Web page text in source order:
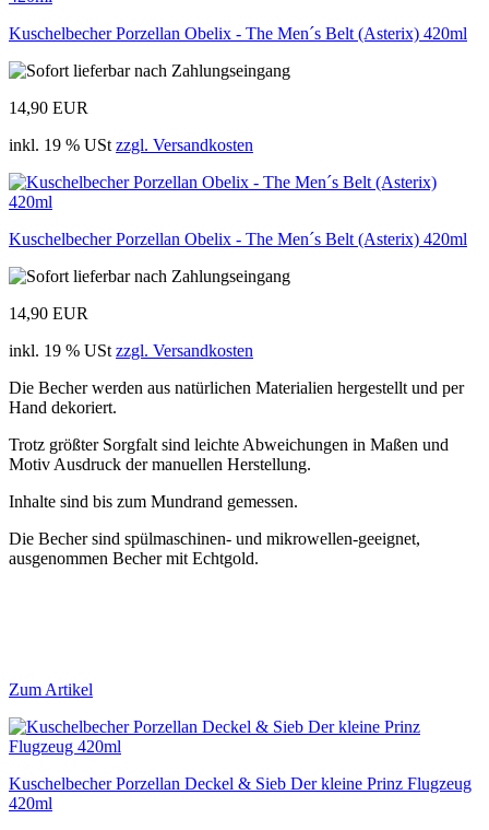
Kuschelbecher Porzellan Obelix - The Men´s Belt (Asterix) 420ml
14,90 EUR
inkl. 19 % USt zzgl. Versandkosten
Kuschelbecher Porzellan Obelix - The Men´s Belt (Asterix) 420ml
14,90 EUR
inkl. 19 % USt zzgl. Versandkosten
Die Becher werden aus natürlichen Materialien hergestellt und per
Hand dekoriert.
Trotz größter Sorgfalt sind leichte Abweichungen in Maßen und
Motiv Ausdruck der manuellen Herstellung.
Inhalte sind bis zum Mundrand gemessen.
Die Becher sind spülmaschinen- und mikrowellen-geeignet,
ausgenommen Becher mit Echtgold.
Zum Artikel
Kuschelbecher Porzellan Deckel & Sieb Der kleine Prinz Flugzeug
420ml